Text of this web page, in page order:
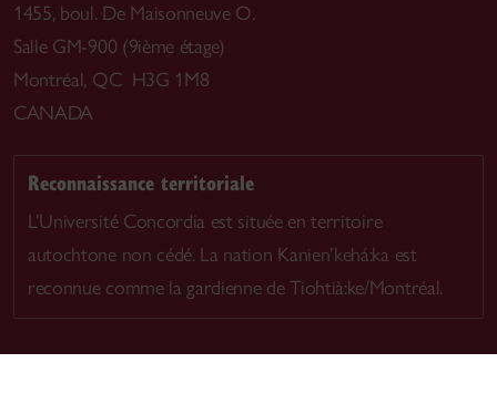
1455, boul. De Maisonneuve O.
Salle GM-900 (9ième étage)
Montréal, QC H3G 1M8
CANADA
Reconnaissance territoriale
L’Université Concordia est située en territoire
autochtone non cédé. La nation Kanien’kehá:ka est
reconnue comme la gardienne de Tiohtià:ke/Montréal.